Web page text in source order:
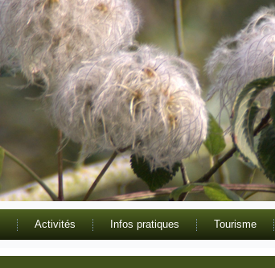
Activités Infos pratiques Tourisme